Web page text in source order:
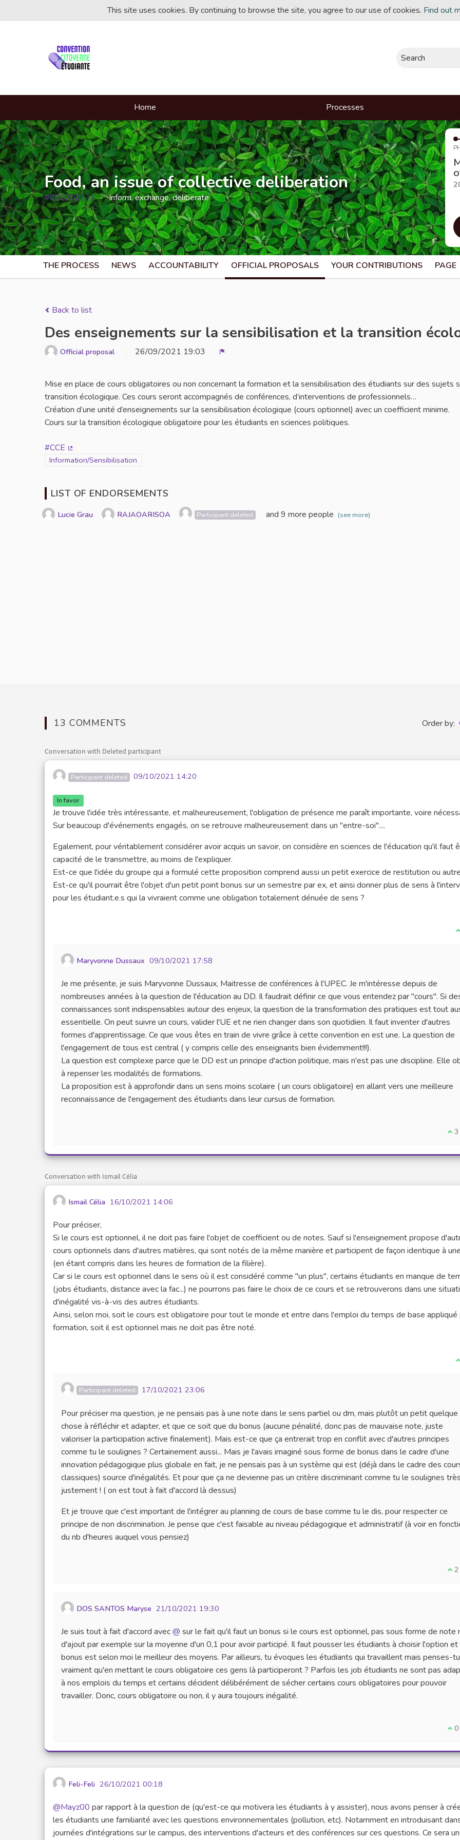
This site uses cookies. By continuing to browse the site, you agree to our use of cookies. Find out
Search
Home Processes
Food, an issue of collective deliberation
#CCE2021
(External link)
Inform, exchange, deliberate
THE PROCESS NEWS ACCOUNTABILITY OFFICIAL PROPOSALS YOUR CONTRIBUTIONS PAGE
Back to list
Des enseignements sur la sensibilisation et la transition
Official proposal 26/09/2021 19:03
Mise en place de cours obligatoires ou non concernant la formation et la sensibilisation des étudiants sur des sujets
transition écologique. Ces cours seront accompagnés de conférences, d’interventions de professionnels…
Création d’une unité d’enseignements sur la sensibilisation écologique (cours optionnel) avec un coefficient minime.
Cours sur la transition écologique obligatoire pour les étudiants en sciences politiques.
#CCE
(External link)
Filter results for category: Information/Sensibilisation
Information/Sensibilisation
LIST OF ENDORSEMENTS
Lucie Grau RAJAOARISOA Participant deleted and 9 more people (see more)
13 COMMENTS Order by:
Conversation with Deleted participant
Participant deleted 09/10/2021 14:20
In favor
Je trouve l'idée très intéressante, et malheureusement, l'obligation de présence me paraît importante, voire
Sur beaucoup d'événements engagés, on se retrouve malheureusement dans un "entre-soi"....
Egalement, pour véritablement considérer avoir acquis un savoir, on considère en sciences de l'éducation qu'il faut
capacité de le transmettre, au moins de l'expliquer.
Est-ce que l'idée du groupe qui a formulé cette proposition comprend aussi un petit exercice de restitution ou
Est-ce qu'il pourrait être l'objet d'un petit point bonus sur un semestre par ex, et ainsi donner plus de sens à
pour les étudiant.e.s qui la vivraient comme une obligation totalement dénuée de sens ?
I
Maryvonne Dussaux 09/10/2021 17:58
Je me présente, je suis Maryvonne Dussaux, Maitresse de conférences à l'UPEC. Je m'intéresse depuis de
nombreuses années à la question de l'éducation au DD. Il faudrait définir ce que vous entendez par "cours". Si
connaissances sont indispensables autour des enjeux, la question de la transformation des pratiques est tout
essentielle. On peut suivre un cours, valider l'UE et ne rien changer dans son quotidien. Il faut inventer d'autres
formes d'apprentissage. Ce que vous êtes en train de vivre grâce à cette convention en est une. La question de
l'engagement de tous est central ( y compris celle des enseignants bien évidemment!!!).
La question est complexe parce que le DD est un principe d'action politique, mais n'est pas une discipline. Elle
à repenser les modalités de formations.
La proposition est à approfondir dans un sens moins scolaire ( un cours obligatoire) en allant vers une meilleure
reconnaissance de l'engagement des étudiants dans leur cursus de formation.
I 3
Conversation with Ismail Célia
Ismail Célia 16/10/2021 14:06
Pour préciser,
Si le cours est optionnel, il ne doit pas faire l'objet de coefficient ou de notes. Sauf si l'enseignement propose
cours optionnels dans d'autres matières, qui sont notés de la même manière et participent de façon identique à
(en étant compris dans les heures de formation de la filière).
Car si le cours est optionnel dans le sens où il est considéré comme "un plus", certains étudiants en manque de
(jobs étudiants, distance avec la fac...) ne pourrons pas faire le choix de ce cours et se retrouverons dans une
d'inégalité vis-à-vis des autres étudiants.
Ainsi, selon moi, soit le cours est obligatoire pour tout le monde et entre dans l'emploi du temps de base appliqué
formation, soit il est optionnel mais ne doit pas être noté.
I
Participant deleted 17/10/2021 23:06
Pour préciser ma question, je ne pensais pas à une note dans le sens partiel ou dm, mais plutôt un petit quelque
chose à réfléchir et adapter, et que ce soit que du bonus (aucune pénalité, donc pas de mauvaise note, juste
valoriser la participation active finalement). Mais est-ce que ça entrerait trop en conflit avec d'autres principes
comme tu le soulignes ? Certainement aussi... Mais je l'avais imaginé sous forme de bonus dans le cadre d'une
innovation pédagogique plus globale en fait, je ne pensais pas à un système qui est (déjà dans le cadre des
classiques) source d'inégalités. Et pour que ça ne devienne pas un critère discriminant comme tu le soulignes très
justement ! ( on est tout à fait d'accord là dessus)
Et je trouve que c'est important de l'intégrer au planning de cours de base comme tu le dis, pour respecter ce
principe de non discrimination. Je pense que c'est faisable au niveau pédagogique et administratif (à voir en
du nb d'heures auquel vous pensiez)
I 2
DOS SANTOS Maryse 21/10/2021 19:30
Je suis tout à fait d'accord avec@ sur le fait qu'il faut un bonus si le cours est optionnel, pas sous forme de note
d'ajout par exemple sur la moyenne d'un 0,1 pour avoir participé. Il faut pousser les étudiants à choisir l'option et
bonus est selon moi le meilleur des moyens. Par ailleurs, tu évoques les étudiants qui travaillent mais penses-tu
vraiment qu'en mettant le cours obligatoire ces gens là participeront ? Parfois les job étudiants ne sont pas
à nos emplois du temps et certains décident délibérément de sécher certains cours obligatoires pour pouvoir
travailler. Donc, cours obligatoire ou non, il y aura toujours inégalité.
I 0
Feli-Feli 26/10/2021 00:18
@Mayz00 par rapport à la question de (qu'est-ce qui motivera les étudiants à y assister), nous avons penser à
les étudiants une familiarité avec les questions environnementales (pollution, etc). Notamment en introduisant
journées d'intégrations sur le campus, des interventions d'acteurs et des conférences sur ces questions. Ce sera